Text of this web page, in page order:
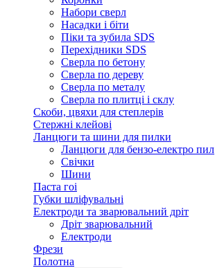
Набори сверл
Насадки і біти
Піки та зубила SDS
Перехідники SDS
Сверла по бетону
Сверла по дереву
Сверла по металу
Сверла по плитці і склу
Скоби, цвяхи для степлерів
Стержні клейові
Ланцюги та шини для пилки
Ланцюги для бензо-електро пил
Свічки
Шини
Паста гоі
Губки шліфувальні
Електроди та зварювальний дріт
Дріт зварювальний
Електроди
Фрези
Полотна